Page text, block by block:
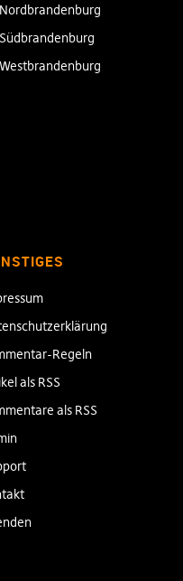
Nordbrandenburg
Südbrandenburg
Westbrandenburg
Regeln
als RSS
als RSS